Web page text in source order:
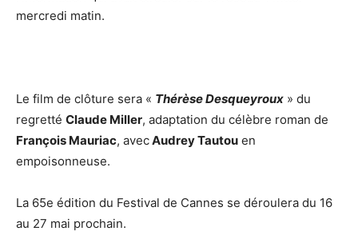
mercredi matin.
Le film de clôture sera « Thérèse Desqueyroux » du
regretté Claude Miller, adaptation du célèbre roman de
François Mauriac, avecAudrey Tautou en
empoisonneuse.
La 65e édition du Festival de Cannes se déroulera du 16
au 27 mai prochain.